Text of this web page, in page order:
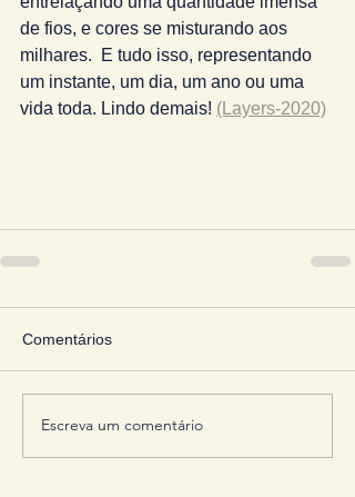
de fios, e cores se misturando aos
milhares.  E tudo isso, representando
um instante, um dia, um ano ou uma
vida toda. Lindo demais! (Layers-2020)
Comentários
Escreva um comentário